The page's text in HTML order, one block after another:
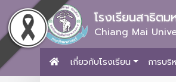
โรงเรียนสาธิต
Chiang Mai
เกี่ยวกับโรงเรียน การบริ